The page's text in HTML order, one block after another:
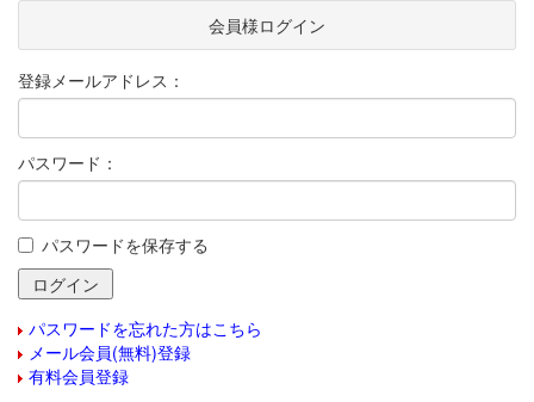
会員様ログイン
登録メールアドレス：
パスワード：
パスワードを保存する
パスワードを忘れた方はこちら
メール会員(無料)登録
有料会員登録